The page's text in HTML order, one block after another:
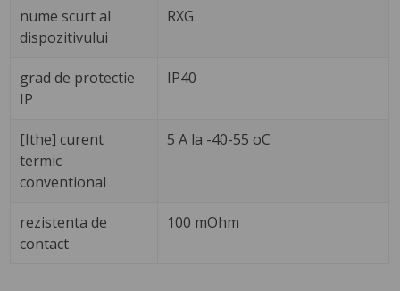
nume scurt al
dispozitivului
RXG
grad de protectie
IP
IP40
[Ithe] curent
termic
conventional
5 A la -40-55 oC
rezistenta de
contact
100 mOhm